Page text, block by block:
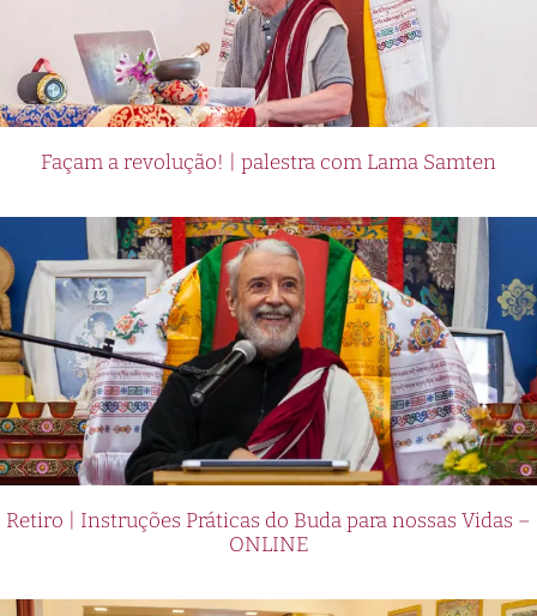
Façam a revolução! | palestra com Lama Samten
Retiro | Instruções Práticas do Buda para nossas Vidas –
ONLINE